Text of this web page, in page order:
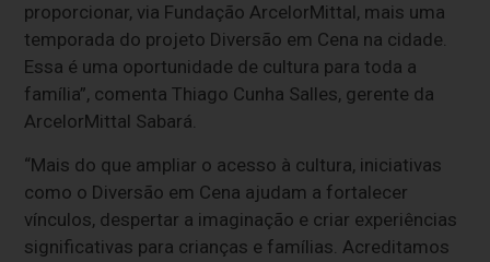
proporcionar, via Fundação ArcelorMittal, mais uma
temporada do projeto Diversão em Cena na cidade.
Essa é uma oportunidade de cultura para toda a
família”, comenta Thiago Cunha Salles, gerente da
ArcelorMittal Sabará.
“Mais do que ampliar o acesso à cultura, iniciativas
como o Diversão em Cena ajudam a fortalecer
vínculos, despertar a imaginação e criar experiências
significativas para crianças e famílias. Acreditamos